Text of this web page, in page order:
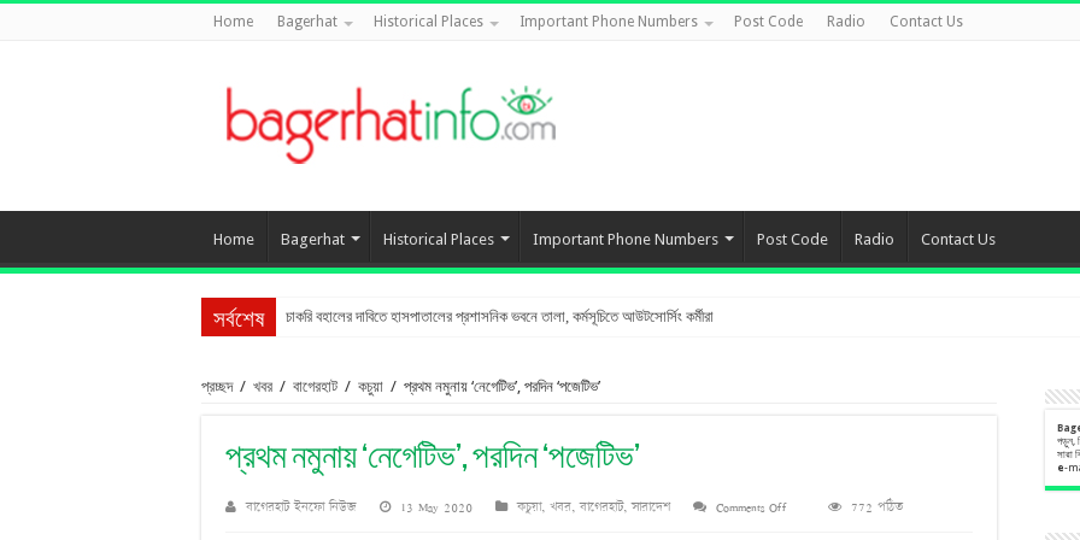
Home Bagerhat Historical Places Important Phone Numbers Post Code Radio Contact Us
Home Bagerhat Historical Places Important Phone Numbers Post Code Radio Contact Us
সর্বশেষ চাকরি বহালের দাবিতে হাসপাতালের প্রশাসনিক ভবনে তালা, কর্মসূচিতে আউটসোর্সিং কর্মীরা
প্রচ্ছদ / খবর / বাগেরহাট / কচুয়া / প্রথম নমুনায় ‘নেগেটিভ’, পরদিন ‘পজেটিভ’
প্রথম নমুনায় ‘নেগেটিভ’, পরদিন ‘পজেটিভ’
বাগেরহাট ইনফো নিউজ 13 May 2020 কচুয়া, খবর,বাগেরহাট,সারাদেশ Comments Offon
772 পঠিত
পড়ুন,
সারা
e-